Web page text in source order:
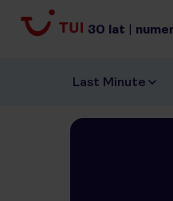
30 lat |
Last Minute